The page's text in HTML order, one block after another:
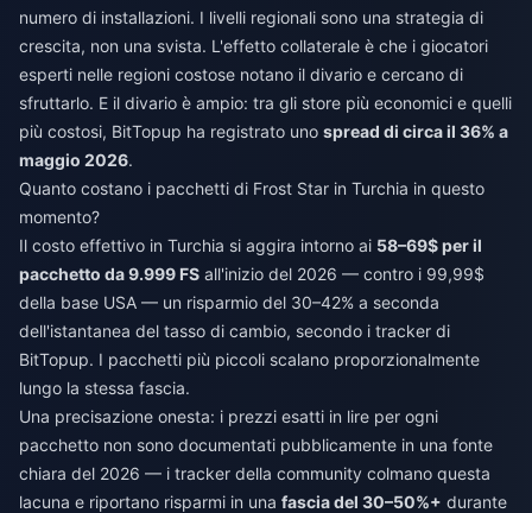
numero di installazioni. I livelli regionali sono una strategia di
crescita, non una svista. L'effetto collaterale è che i giocatori
esperti nelle regioni costose notano il divario e cercano di
sfruttarlo. E il divario è ampio: tra gli store più economici e quelli
più costosi, BitTopup ha registrato uno spread di circa il 36% a
maggio 2026.
Quanto costano i pacchetti di Frost Star in Turchia in questo
momento?
Il costo effettivo in Turchia si aggira intorno ai 58–69$ per il
pacchetto da 9.999 FS all'inizio del 2026 — contro i 99,99$
della base USA — un risparmio del 30–42% a seconda
dell'istantanea del tasso di cambio, secondo i tracker di
BitTopup. I pacchetti più piccoli scalano proporzionalmente
lungo la stessa fascia.
Una precisazione onesta: i prezzi esatti in lire per ogni
pacchetto non sono documentati pubblicamente in una fonte
chiara del 2026 — i tracker della community colmano questa
lacuna e riportano risparmi in una fascia del 30–50%+ durante